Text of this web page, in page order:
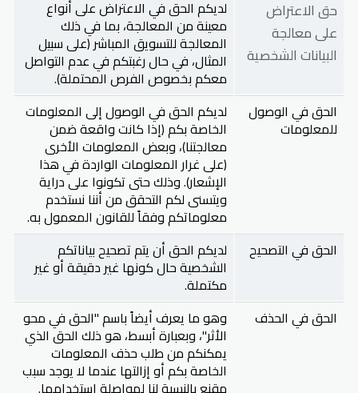
حق الاعتراض
على معالجة
البيانات الشخصية
لديكم الحق في الاعتراض على أنواع
معينة من المعالجة، بما في ذلك
المعالجة للتسويق المباشر (على سبيل
المثال، في حال رغبتكم في عدم التواصل
معكم بخصوص الفرص المحتملة).
الحق في الوصول
للمعلومات
لديكم الحق في الوصول إلى المعلومات
الخاصة بكم (إذا كانت واقعة ضمن
معالجتنا)، وبعض المعلومات الأخرى
(على غرار المعلومات الواردة في هذا
الإشعار). وذلك حتى تكونوا على دراية
ويتسنى لكم التحقق من أننا نستخدم
معلوماتكم وفقاً للقانون المعمول به.
الحق في التصحيح
لديكم الحق أن يتم تصحيح بياناتكم
الشخصية حال كونها غير دقيقة أو غير
مكتملة.
الحق في الحذف
وهو ما يعرف أيضاً باسم "الحق في محو
الأثر"، وبعبارة أبسط، هو ذلك الحق الذي
يمكنكم من طلب حذف المعلومات
الخاصة بكم أو إزالتها عندما لا يوجد سبب